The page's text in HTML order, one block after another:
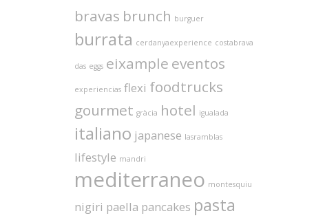
bravas brunch burguer
burrata cerdanyaexperience costabrava
das eggs eixample eventos
experiencias flexi foodtrucks
gourmet gràcia hotel igualada
italiano japanese lasramblas
lifestyle mandri
mediterraneo montesquiu
nigiri paella pancakes pasta